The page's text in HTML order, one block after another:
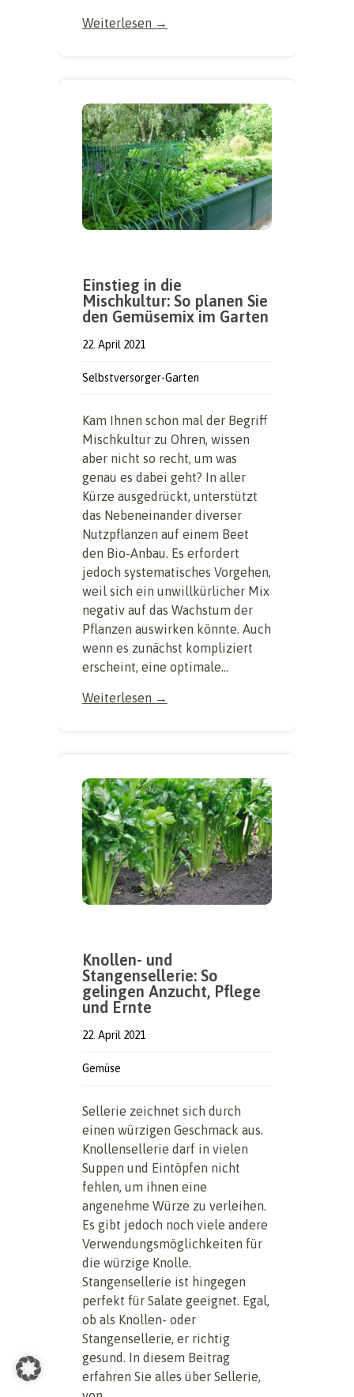
Weiterlesen →
Einstieg in die
Mischkultur: So planen Sie
den Gemüsemix im Garten
22. April 2021
Selbstversorger-Garten
Kam Ihnen schon mal der Begriff
Mischkultur zu Ohren, wissen
aber nicht so recht, um was
genau es dabei geht? In aller
Kürze ausgedrückt, unterstützt
das Nebeneinander diverser
Nutzpflanzen auf einem Beet
den Bio-Anbau. Es erfordert
jedoch systematisches Vorgehen,
weil sich ein unwillkürlicher Mix
negativ auf das Wachstum der
Pflanzen auswirken könnte. Auch
wenn es zunächst kompliziert
erscheint, eine optimale...
Weiterlesen →
Knollen- und
Stangensellerie: So
gelingen Anzucht, Pflege
und Ernte
22. April 2021
Gemüse
Sellerie zeichnet sich durch
einen würzigen Geschmack aus.
Knollensellerie darf in vielen
Suppen und Eintöpfen nicht
fehlen, um ihnen eine
angenehme Würze zu verleihen.
Es gibt jedoch noch viele andere
Verwendungsmöglichkeiten für
die würzige Knolle.
Stangensellerie ist hingegen
perfekt für Salate geeignet. Egal,
ob als Knollen- oder
Stangensellerie, er richtig
gesund. In diesem Beitrag
erfahren Sie alles über Sellerie,